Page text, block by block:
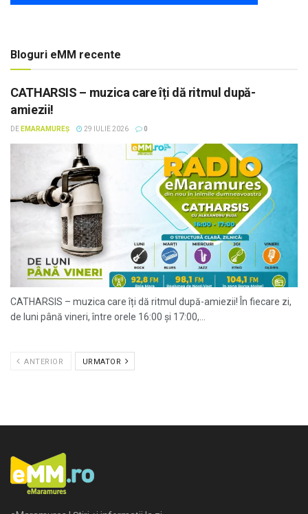
Bloguri eMM recente
CATHARSIS – muzica care îți dă ritmul după-
amiezii!
DE EMARAMUREȘ 29 IULIE 2026 0
CATHARSIS – muzica care îți dă ritmul după-amiezii! În fiecare zi,
de luni până vineri, între orele 16:00 și 17:00,...
ANTERIOR URMATOR